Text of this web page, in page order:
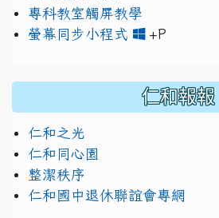
專科教室觸屏教學
螢幕同步小程式
+P
仁和報報
仁和之光
仁和同心園
整潔秩序
仁和國中退休聯誼會專網